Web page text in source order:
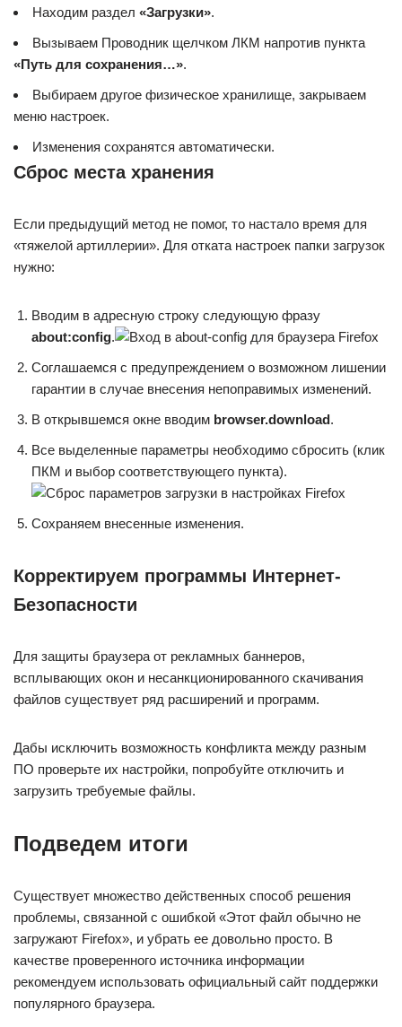
Находим раздел «Загрузки».
Вызываем Проводник щелчком ЛКМ напротив пункта
«Путь для сохранения…».
Выбираем другое физическое хранилище, закрываем
меню настроек.
Изменения сохранятся автоматически.
Сброс места хранения
Если предыдущий метод не помог, то настало время для
«тяжелой артиллерии». Для отката настроек папки загрузок
нужно:
Вводим в адресную строку следующую фразу
about:config.
Соглашаемся с предупреждением о возможном лишении
гарантии в случае внесения непоправимых изменений.
В открывшемся окне вводим browser.download.
Все выделенные параметры необходимо сбросить (клик
ПКМ и выбор соответствующего пункта).
Сохраняем внесенные изменения.
Корректируем программы Интернет-
Безопасности
Для защиты браузера от рекламных баннеров,
всплывающих окон и несанкционированного скачивания
файлов существует ряд расширений и программ.
Дабы исключить возможность конфликта между разным
ПО проверьте их настройки, попробуйте отключить и
загрузить требуемые файлы.
Подведем итоги
Существует множество действенных способ решения
проблемы, связанной с ошибкой «Этот файл обычно не
загружают Firefox», и убрать ее довольно просто. В
качестве проверенного источника информации
рекомендуем использовать официальный сайт поддержки
популярного браузера.